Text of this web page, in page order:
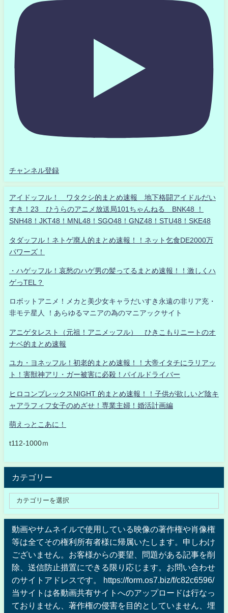
チャンネル登録
アイドッフル！ ワタクシ的まとめ速報 地下格闘アイドルだい
すき！23 ひうらのアニメ放送局101ちゃんねる BNK48 ！
SNH48！JKT48！MNL48！SGO48！GNZ48！STU48！SKE48
タダッフル！ネトゲ廃人的まとめ速報！！ネット乞食DE2000万
パワーズ！
・ハゲッフル！哀愁のハゲ男の髪ってるまとめ速報！！激しくハ
ゲっTEL？
ロボットアニメ！メカと美少女キャラだいすき永遠の非リア充・
非モテ星人 ！あらゆるマニアの為のマニアックサイト
アニゲタレスト（元祖！アニメッフル） ひきこもりニートのオ
ナベ的まとめ速報
ユカ・ヨネッフル！初老的まとめ速報！！大帝イタチにラリアッ
ト！害獣神アリ・ガー被害に必殺！パイルドライバー
ヒロコンプレックスNIGHT 的まとめ速報！！子供が欲しいど陰キ
ャアラフィフ女子のめざせ！専業主婦！婚活計画編
萌えっとこあに！
t112-1000ｍ
カテゴリー
動画やサムネイルで使用している映像の著作権や肖像権
等は全てその権利所有者様に帰属いたします。申しわけ
ございません。お客様からの要望、問題がある記事を削
除、送信防止措置にできる限り応じます。お問い合わせ
のサイトアドレスです。 https://form.os7.biz/f/c82c6596/
当サイトは各動画共有サイトへのアップロードは行なっ
ておりません、著作権の侵害を目的としていません、埋